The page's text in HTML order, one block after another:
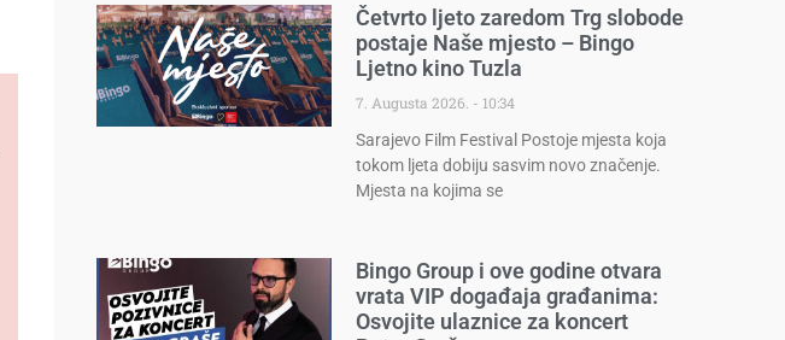
Četvrto ljeto zaredom Trg slobode
postaje Naše mjesto – Bingo
Ljetno kino Tuzla
7. Augusta 2026.
10:34
Sarajevo Film Festival Postoje mjesta koja
tokom ljeta dobiju sasvim novo značenje.
Mjesta na kojima se
Bingo Group i ove godine otvara
vrata VIP događaja građanima:
Osvojite ulaznice za koncert